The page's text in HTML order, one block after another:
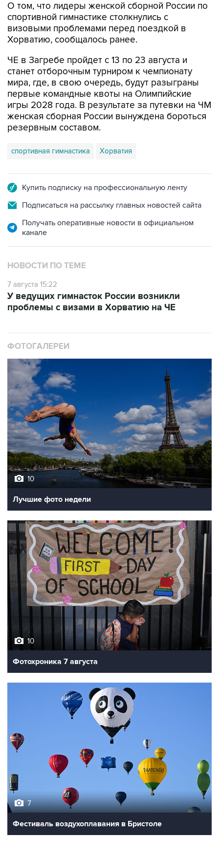
О том, что лидеры женской сборной России по
спортивной гимнастике столкнулись с
визовыми проблемами перед поездкой в
Хорватию, сообщалось ранее.
ЧЕ в Загребе пройдет с 13 по 23 августа и
станет отборочным турниром к чемпионату
мира, где, в свою очередь, будут разыграны
первые командные квоты на Олимпийские
игры 2028 года. В результате за путевки на ЧМ
женская сборная России вынуждена бороться
резервным составом.
спортивная гимнастика Хорватия
Купить подписку на профессиональную ленту
Подписаться на рассылку главных новостей сайта
Получать оперативные новости в официальном
канале
НОВОСТИ ПО ТЕМЕ
7 августа 15:22
У ведущих гимнасток России возникли
проблемы с визами в Хорватию на ЧЕ
ФОТОГАЛЕРЕИ
10
Лучшие фото недели
10
Фотохроника 7 августа
7
Фестиваль воздухоплавания в Бристоле